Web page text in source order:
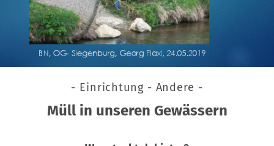
- Einrichtung - Andere -
Müll in unseren Gewässern